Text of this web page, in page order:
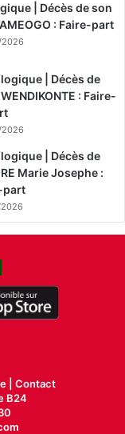
| Décès de son
: Faire-part
| Décès de
: Faire-
| Décès de
Marie Josephe :
part
| Contact
B24